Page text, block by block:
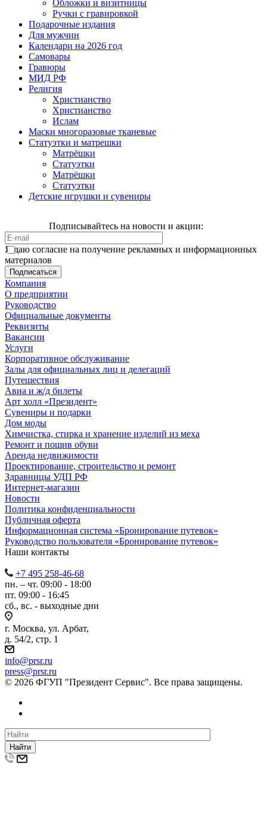
Обложки и визитницы
Ручки с гравировкой
Подарочные издания
Для мужчин
Календари на 2026 год
Самовары
Гравюры
МИД РФ
Религия
Христианство
Христианство
Ислам
Маски многоразовые тканевые
Статуэтки и матрешки
Матрёшки
Статуэтки
Матрёшки
Статуэтки
Детские игрушки и сувениры
Подписывайтесь на новости и акции:
Я даю согласие на получение рекламных и информационных
материалов
Компания
О предприятии
Руководство
Официальные документы
Реквизиты
Вакансии
Услуги
Корпоративное обслуживание
Залы для официальных лиц и делегаций
Путешествия
Авиа и ж/д билеты
Арт холл «Президент»
Сувениры и подарки
Дом моды
Химчистка, стирка и хранение изделий из меха
Ремонт и пошив обуви
Аренда недвижимости
Проектирование, строительство и ремонт
Здравницы УДП РФ
Интернет-магазин
Новости
Политика конфиденциальности
Публичная оферта
Информационная система «Бронирование путевок»
Руководство пользователя «Бронирование путевок»
Наши контакты
+7 495 258-46-68
пн. – чт. 09:00 - 18:00
пт. 09:00 - 16:45
сб., вс. - выходные дни
г. Москва, ул. Арбат,
д. 54/2, стр. 1
info@prsr.ru
press@prsr.ru
© 2026 ФГУП "Президент Сервис". Все права защищены.
Найти